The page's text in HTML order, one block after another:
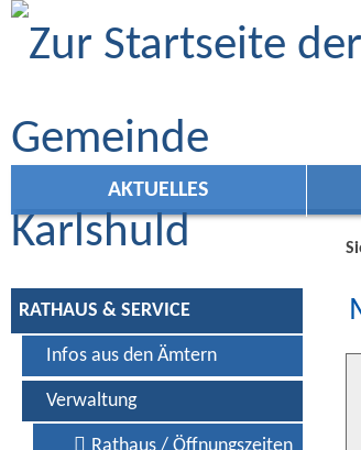
Zum Inhalt
AKTUELLES
RATHAUS & SERVICE
Infos aus den Ämtern
Verwaltung